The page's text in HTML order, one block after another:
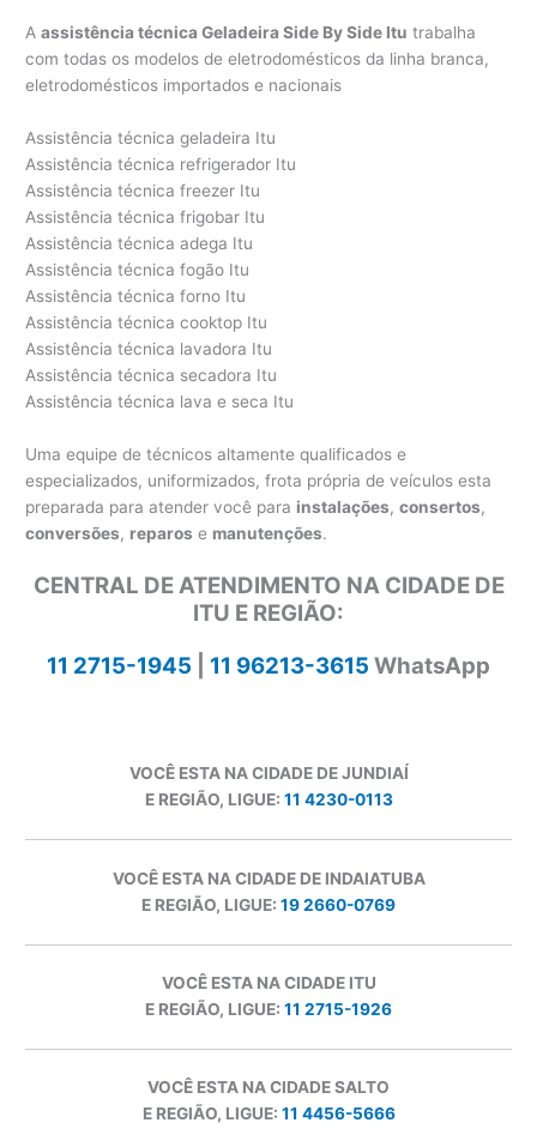
Aassistência técnica Geladeira Side By Side Itu trabalha
com todas os modelos de eletrodomésticos da linha branca,
eletrodomésticos importados e nacionais
Assistência técnica geladeira Itu
Assistência técnica refrigerador Itu
Assistência técnica freezer Itu
Assistência técnica frigobar Itu
Assistência técnica adega Itu
Assistência técnica fogão Itu
Assistência técnica forno Itu
Assistência técnica cooktop Itu
Assistência técnica lavadora Itu
Assistência técnica secadora Itu
Assistência técnica lava e seca Itu
Uma equipe de técnicos altamente qualificados e
especializados, uniformizados, frota própria de veículos esta
preparada para atender você para instalações,consertos,
conversões, reparos e manutenções.
CENTRAL DE ATENDIMENTO NA CIDADE DE
ITU E REGIÃO:
11 2715-1945
11 96213-3615 WhatsApp
VOCÊ ESTA NA CIDADE DE JUNDIAÍ
E REGIÃO, LIGUE: 11 4230-0113
VOCÊ ESTA NA CIDADE DE INDAIATUBA
E REGIÃO, LIGUE: 19 2660-0769
VOCÊ ESTA NA CIDADE ITU
E REGIÃO, LIGUE: 11 2715-1926
VOCÊ ESTA NA CIDADE SALTO
E REGIÃO, LIGUE: 11 4456-5666